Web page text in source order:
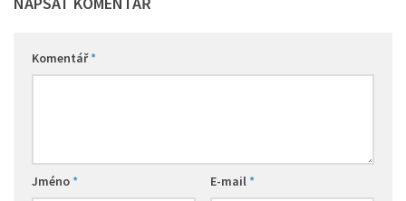
Komentář*
Jméno* E-mail*